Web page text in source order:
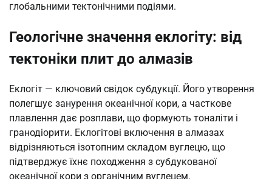
глобальними тектонічними подіями.
Геологічне значення еклогіту: від
тектоніки плит до алмазів
Еклогіт — ключовий свідок субдукції. Його утворення
полегшує занурення океанічної кори, а часткове
плавлення дає розплави, що формують тоналіти і
гранодіорити. Еклогітові включення в алмазах
відрізняються ізотопним складом вуглецю, що
підтверджує їхнє походження з субдукованої
океанічної кори з органічним вуглецем.